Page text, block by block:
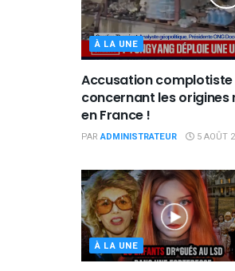
À LA UNE
Accusation complotiste
concernant les origines
en France !
PAR ADMINISTRATEUR 5 AOÛT
À LA UNE